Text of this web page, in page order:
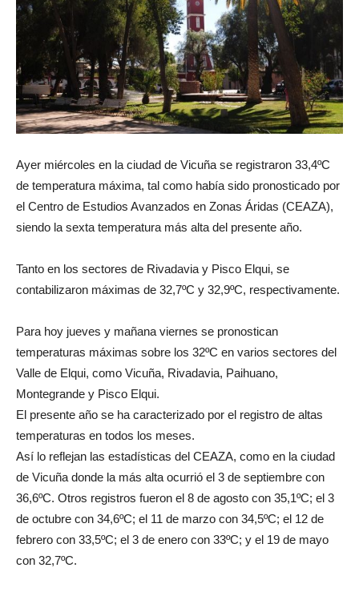
Ayer miércoles en la ciudad de Vicuña se registraron 33,4ºC
de temperatura máxima, tal como había sido pronosticado por
el Centro de Estudios Avanzados en Zonas Áridas (CEAZA),
siendo la sexta temperatura más alta del presente año.
Tanto en los sectores de Rivadavia y Pisco Elqui, se
contabilizaron máximas de 32,7ºC y 32,9ºC, respectivamente.
Para hoy jueves y mañana viernes se pronostican
temperaturas máximas sobre los 32ºC en varios sectores del
Valle de Elqui, como Vicuña, Rivadavia, Paihuano,
Montegrande y Pisco Elqui.
El presente año se ha caracterizado por el registro de altas
temperaturas en todos los meses.
Así lo reflejan las estadísticas del CEAZA, como en la ciudad
de Vicuña donde la más alta ocurrió el 3 de septiembre con
36,6ºC. Otros registros fueron el 8 de agosto con 35,1ºC; el 3
de octubre con 34,6ºC; el 11 de marzo con 34,5ºC; el 12 de
febrero con 33,5ºC; el 3 de enero con 33ºC; y el 19 de mayo
con 32,7ºC.